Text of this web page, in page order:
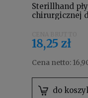
Sterillhand
chirurgicznej
18,25 zł
Cena netto:
do